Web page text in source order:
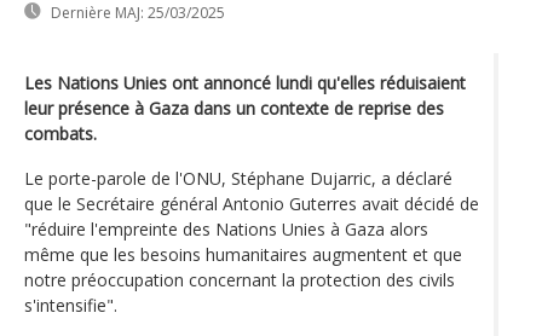
Dernière MAJ: 25/03/2025
Les Nations Unies ont annoncé lundi qu'elles réduisaient
leur présence à Gaza dans un contexte de reprise des
combats.
Le porte-parole de l'ONU, Stéphane Dujarric, a déclaré
que le Secrétaire général Antonio Guterres avait décidé de
"réduire l'empreinte des Nations Unies à Gaza alors
même que les besoins humanitaires augmentent et que
notre préoccupation concernant la protection des civils
s'intensifie".